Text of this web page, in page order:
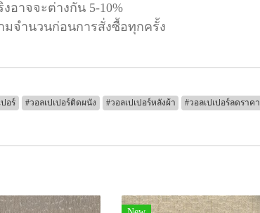
อาจจะต่างกัน 5-10%
มจำนวนก่อนการสั่งซื้อทุกครั้ง
ปอร์ #วอลเปเปอร์ติดผนัง #วอลเปเปอร์หลังผ้า #วอลเปเปอร์ลดราคา